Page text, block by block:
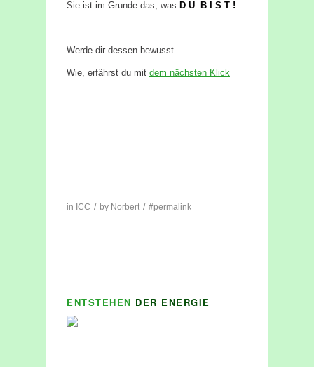
Sie ist im Grunde das, was D U B I S T !
Werde dir dessen bewusst.
Wie, erfährst du mit dem nächsten Klick
in ICC / by Norbert / #permalink
ENTSTEHEN DER ENERGIE